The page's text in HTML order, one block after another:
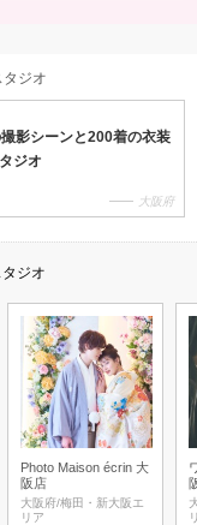
タジオ
影シーンと200着の衣装
ジオ
大阪府
ジオ
Photo Maison écrin 大
阪店
大阪府/梅田・新大阪エ
リア